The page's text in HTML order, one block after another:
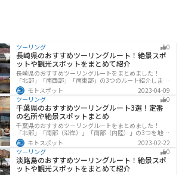
ツーリング 0
長崎県のおすすめツーリングルート！絶景スポ
ットや観光スポットをまとめて紹介
長崎県のおすすめツーリングルートをまとめました！
「北部」「南西部」「南東部」の3つのルート紹介しま
す。国際色豊かな街並みや世界遺産、絶景ポイントが数
多く存在し、様々な楽しみ方ができます。バイクで長崎
県にツーリングに行く際は参考にしてください。
モトスポット
2023-04-09
ツーリング
0
千葉県のおすすめツーリングルート3選！定番
の名所や絶景スポットまとめ
千葉県のおすすめツーリングルートをまとめました！
「北部」「南部（沿岸）」「南部（内陸）」の3つを地域
別で紹介します！千葉は首都圏からのアクセスも良く、
海と山どちらも堪能できるのでツーリングには最適な場
所です。
モトスポット
2023-02-22
ツーリング
0
淡路島のおすすめツーリングルート！絶景スポ
ットや観光スポットをまとめて紹介